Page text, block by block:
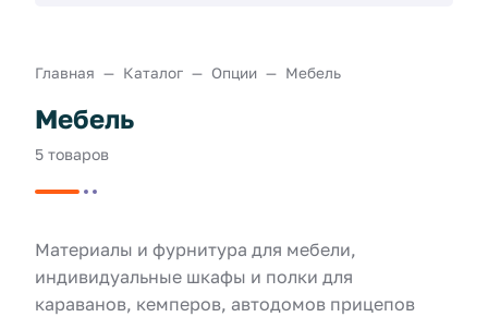
Главная Каталог Опции Мебель
Мебель
5 товаров
Материалы и фурнитура для мебели,
индивидуальные шкафы и полки для
караванов, кемперов, автодомов прицепов